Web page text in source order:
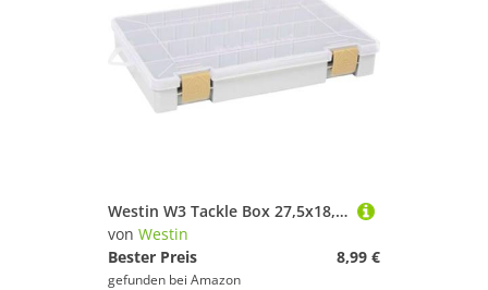
Westin W3 Tackle Box 27,5x18,5x4,5cm - Angelbox für Kunstköder, Köderbox zum Spinnfischen, Tacklebox, Kunstköderbox
von Westin
Bester Preis
8,99 €
gefunden bei Amazon